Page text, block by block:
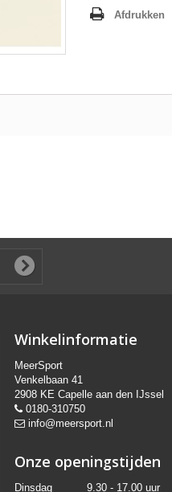
Afdrukken
Winkelinformatie
MeerSport
Venkelbaan 41
2908 KE Capelle aan den IJssel
0180-310750
info@meersport.nl
Onze openingstijden
Dinsdag 9.30 - 17.00 uur